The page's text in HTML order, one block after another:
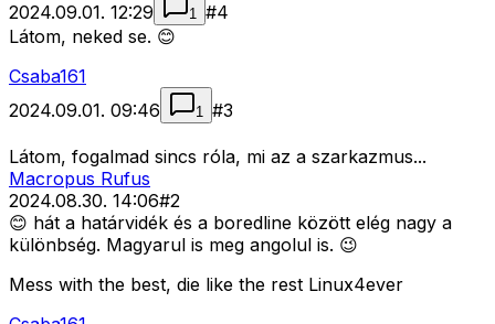
2024.09.01. 12:29 1 #4
Látom, neked se. 😊
Csaba161
2024.09.01. 09:46
1 #3
Látom, fogalmad sincs róla, mi az a szarkazmus...
Macropus Rufus
2024.08.30. 14:06#2
😊 hát a határvidék és a boredline között elég nagy a
különbség. Magyarul is meg angolul is. 😉
Mess with the best, die like the rest Linux4ever